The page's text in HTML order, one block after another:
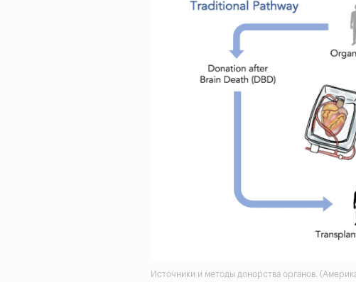
Источники и методы донорства органов.